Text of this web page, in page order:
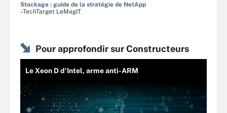
Stockage : guide de la stratégie de NetApp
–TechTarget LeMagIT
Pour approfondir sur Constructeurs
Le Xeon D d’Intel, arme anti-ARM